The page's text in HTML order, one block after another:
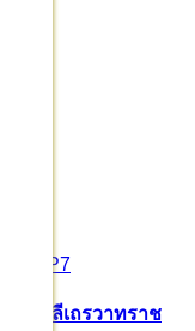
ณ​บาลี​เถรวาท​ราช​